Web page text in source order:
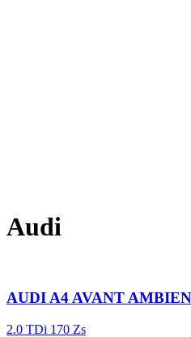
Audi
AUDI A4 AVANT
2.0 TDi 170 Zs